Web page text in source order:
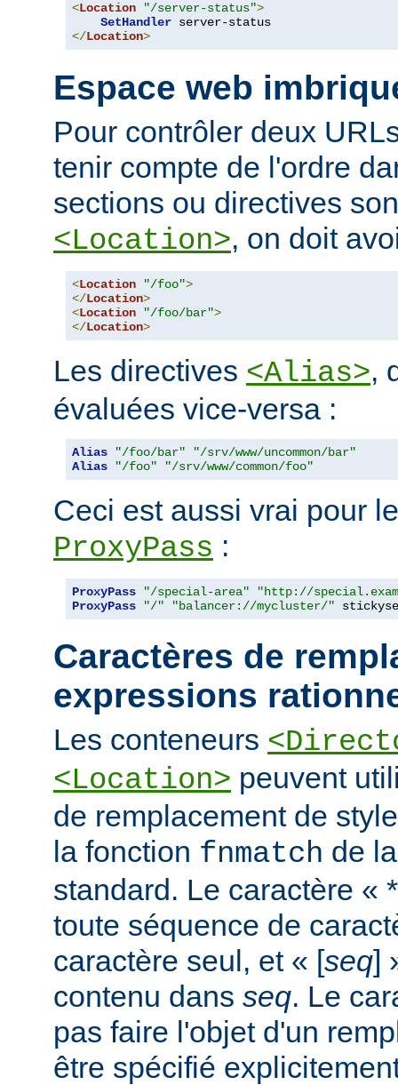
<Location "/server-status">
SetHandler
</Location>
Espace web
Pour contrôler deux
tenir compte de l'ordre
sections ou directives
<Location>, on doit
<Location "/foo">
</Location>
<Location "/foo/bar">
</Location>
Les directives <Alias>,
évaluées vice-versa :
Alias "/foo/bar"
"/srv/www/uncommon/bar"
Alias
"/foo" "/srv/www/common/foo"
Ceci est aussi vrai pour
ProxyPass :
ProxyPass "/special-area"
"http://
ProxyPass
"/" "balancer://mycluster/"
Caractères de
expressions
Les conteneurs
<Location> peuvent
de remplacement de
la fonction fnmatch de
standard. Le caractère «
toute séquence de
caractère seul, et « [seq]
contenu dans seq. Le
pas faire l'objet d'un
être spécifié